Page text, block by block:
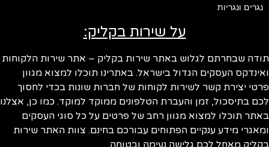
נגרים ונגריות
על שירות בקליק:
שבחרתם לגלוש באתר שירות בקליק – אתר שירות הלקוחות
העסקים הגדול בישראל. באתרינו תוכלו למצוא מגוון
יצירת קשר לשירות לקוחות של חברות שונות בכדי לחסוך
בתיסכול, זמן והעברת הטלפונים ממוקד למוקד. כמו כן, אצלנו
תוכלו למצוא מגוון רחב של פרטים על כל סוגי העסקים
מידע ענקיים הפתוחים עבורכם בחינם. צוות האתר שירות